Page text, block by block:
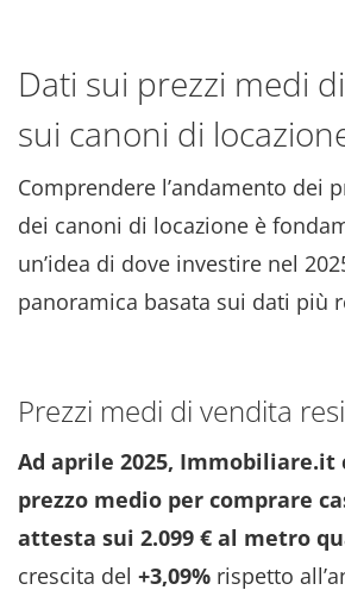
Dati sui prezzi medi
sui canoni di
Comprendere l’andamento dei
dei canoni di locazione è
un’idea di dove investire nel
panoramica basata sui dati più
Prezzi medi di vendita
Ad aprile 2025, Immobiliare.it
prezzo medio per comprare
attesta sui 2.099 € al metro
crescita del +3,09% rispetto